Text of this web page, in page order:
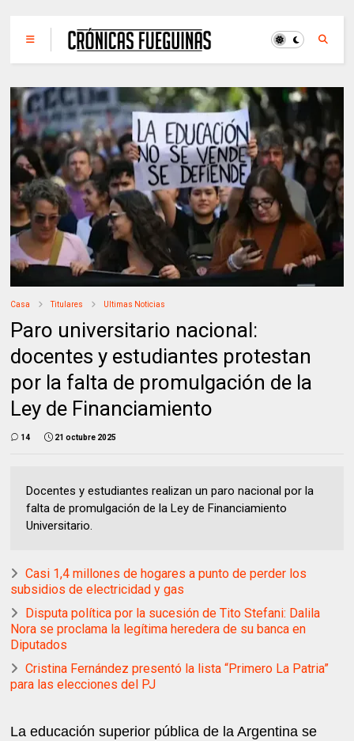
Casa Titulares Ultimas Noticias
Paro universitario nacional:
docentes y estudiantes protestan
por la falta de promulgación de la
Ley de Financiamiento
14 21 octubre 2025
Docentes y estudiantes realizan un paro nacional por la
falta de promulgación de la Ley de Financiamiento
Universitario.
Casi 1,4 millones de hogares a punto de perder los
subsidios de electricidad y gas
Disputa política por la sucesión de Tito Stefani: Dalila
Nora se proclama la legítima heredera de su banca en
Diputados
Cristina Fernández presentó la lista “Primero La Patria”
para las elecciones del PJ
La educación superior pública de la Argentina se